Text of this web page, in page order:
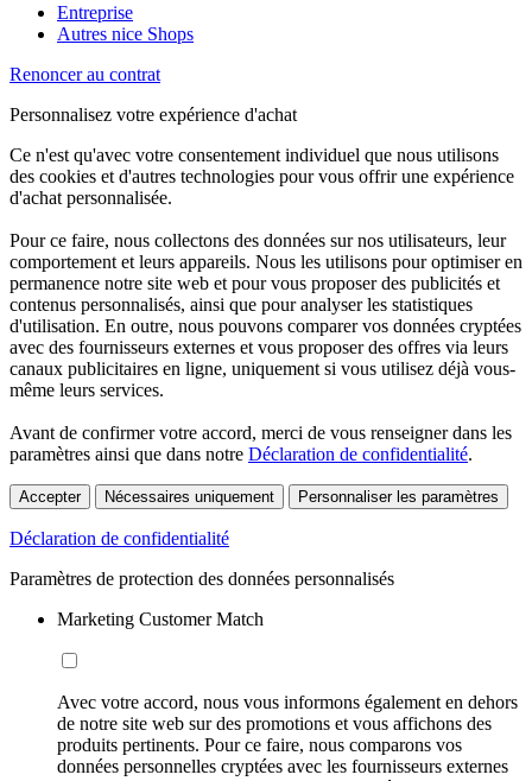
Entreprise
Autres nice Shops
Renoncer au contrat
Personnalisez votre expérience d'achat
Ce n'est qu'avec votre consentement individuel que nous utilisons
des cookies et d'autres technologies pour vous offrir une expérience
d'achat personnalisée.
Pour ce faire, nous collectons des données sur nos utilisateurs, leur
comportement et leurs appareils. Nous les utilisons pour optimiser en
permanence notre site web et pour vous proposer des publicités et
contenus personnalisés, ainsi que pour analyser les statistiques
d'utilisation. En outre, nous pouvons comparer vos données cryptées
avec des fournisseurs externes et vous proposer des offres via leurs
canaux publicitaires en ligne, uniquement si vous utilisez déjà vous-
même leurs services.
Avant de confirmer votre accord, merci de vous renseigner dans les
paramètres ainsi que dans notre Déclaration de confidentialité.
Accepter Nécessaires uniquement Personnaliser les paramètres
Déclaration de confidentialité
Paramètres de protection des données personnalisés
Marketing Customer Match
Avec votre accord, nous vous informons également en dehors
de notre site web sur des promotions et vous affichons des
produits pertinents. Pour ce faire, nous comparons vos
données personnelles cryptées avec les fournisseurs externes